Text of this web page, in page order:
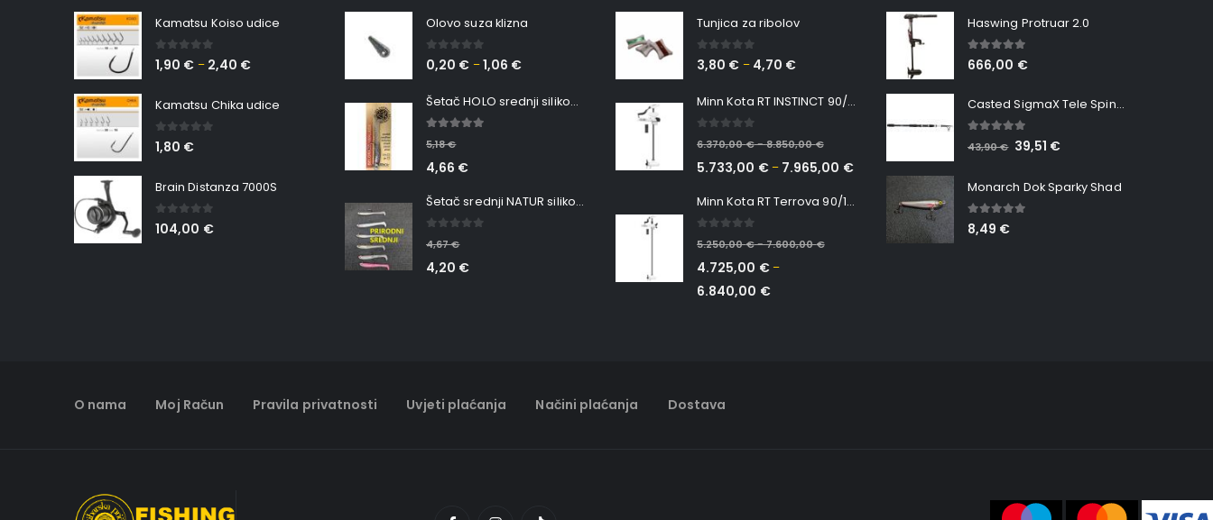
Kamatsu Koiso udice
0 out of 5
1,90 € – 2,40 €
Kamatsu Chika udice
0 out of 5
1,80 €
Brain Distanza 7000S
0out of 5
104,00 €
Olovo suza klizna
0 out of 5
0,20 € –1,06 €
Šetač HOLO srednji silikonska Ribica Belgrade Walker
5,18€
4,66 €
Šetač srednji NATUR silikonska ribica Belgrade Walker
4,67€
4,20 €
Tunjica za ribolov
0 out of 5
3,80 € – 4,70 €
Minn Kota RT INSTINCT 90/115 WR QUEST
6.370,00€–8.850,00€
5.733,00 €– 7.965,00 €
Minn Kota RT Terrova 90/115 WR QUEST
5.250,00€–7.600,00€
4.725,00 €–
6.840,00 €
Haswing Protruar 2.0
5.00 out of 5
666,00 €
Casted SigmaX Tele Spin, 300cm, 40-80gr
out of 5
43,90€ 39,51 €
Monarch Dok Sparky Shad
5.00
8,49 €
O nama Moj Račun Pravila privatnosti Uvjeti plaćanja Načini plaćanja Dostava